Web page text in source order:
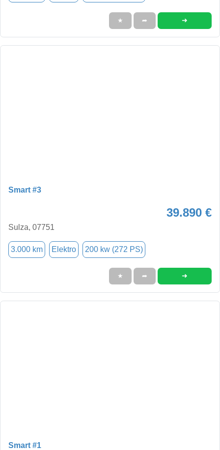
★ ➦ ➜
Smart #3
39.890 €
Sulza, 07751
3.000 km Elektro 200 kw (272 PS)
★ ➦ ➜
Smart #1